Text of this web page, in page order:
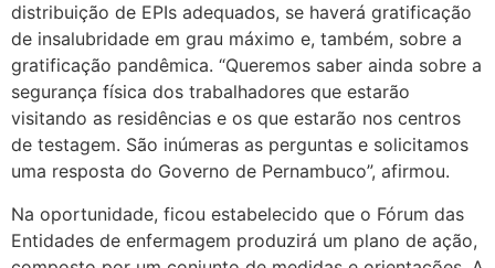
distribuição de EPIs adequados, se haverá gratificação
de insalubridade em grau máximo e, também, sobre a
gratificação pandêmica. “Queremos saber ainda sobre a
segurança física dos trabalhadores que estarão
visitando as residências e os que estarão nos centros
de testagem. São inúmeras as perguntas e solicitamos
uma resposta do Governo de Pernambuco”, afirmou.
Na oportunidade, ficou estabelecido que o Fórum das
Entidades de enfermagem produzirá um plano de ação,